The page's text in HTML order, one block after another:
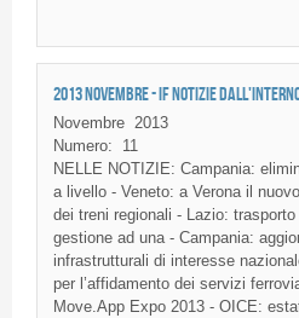
2013 NOVEMBRE - IF NOTIZIE
Novembre
2013
Numero:
11
NELLE NOTIZIE: Campania:
a livello - Veneto: a Verona il
dei treni regionali - Lazio:
gestione ad una - Campania:
infrastrutturali di interesse
per l’affidamento dei servizi
Move.App Expo 2013 - OICE: